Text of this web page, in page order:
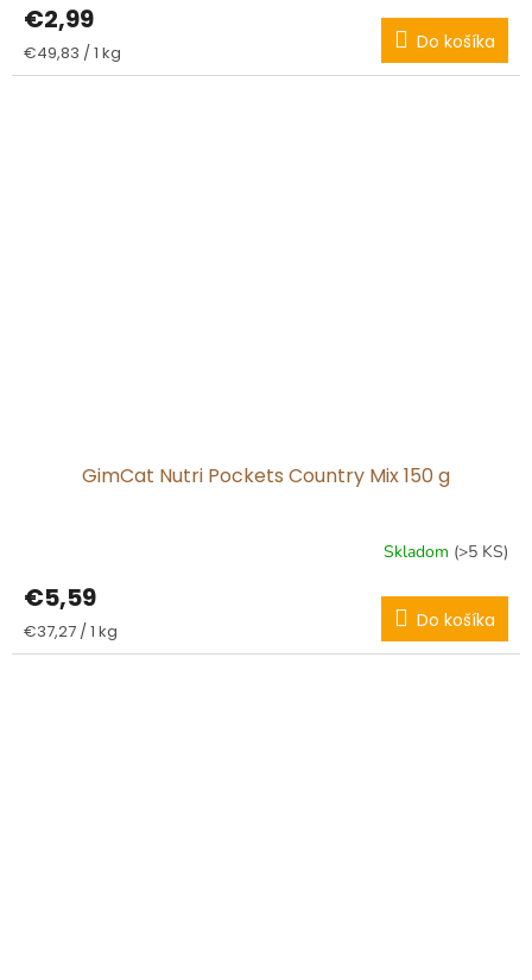
€2,99
Jednotková
cena:
€49,83 / 1 kg Do košíka
GimCat Nutri Pockets Country Mix 150 g
Skladom (>5 KS)
€5,59
Jednotková
cena:
€37,27 / 1 kg Do košíka